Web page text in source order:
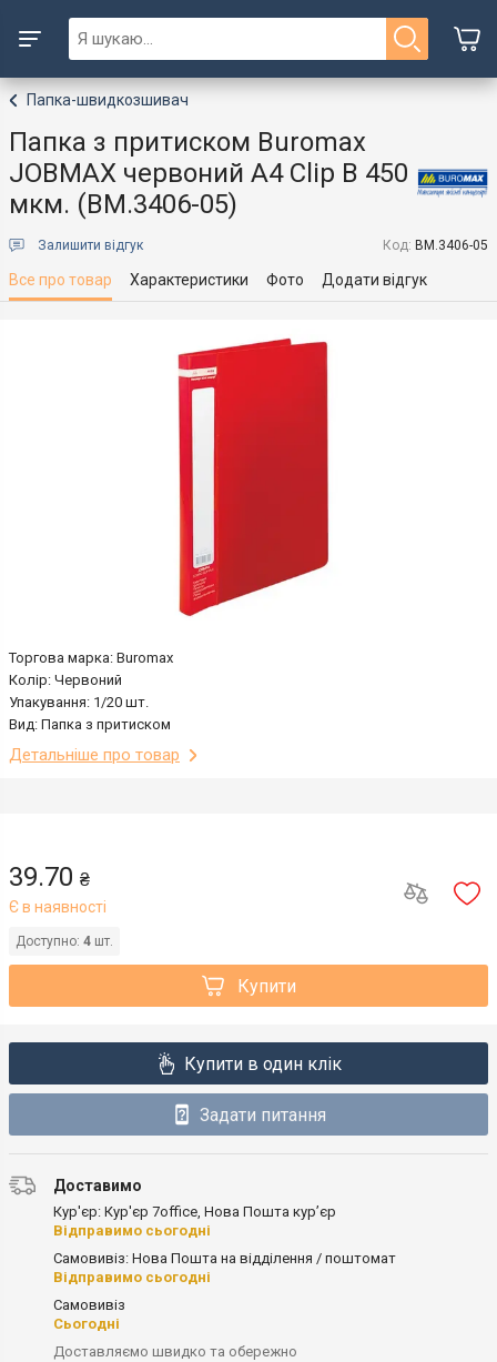
Папка-швидкозшивач
Папка з притиском Buromax
JOBMAX червоний A4 Clip B 450
мкм. (BM.3406-05)
Залишити відгук Код: BM.3406-05
Все про товар Характеристики Фото Додати відгук
Торгова марка: Buromax
Колір: Червоний
Упакування: 1/20 шт.
Вид: Папка з притиском
Детальніше про товар
39.70 ₴
Є в наявності
Доступно: 4 шт.
Купити
Купити в один клік
Задати питання
Доставимо
Кур'єр: Кур'єр 7office, Нова Пошта кур’єр
Відправимо сьогодні
Самовивіз: Нова Пошта на відділення / поштомат
Відправимо сьогодні
Самовивіз
Сьогодні
Доставляємо швидко та обережно